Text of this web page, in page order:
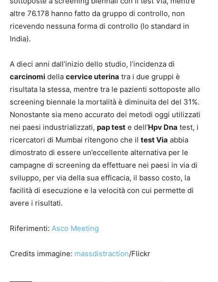
altre 76.178 hanno fatto da gruppo di controllo, non
ricevendo nessuna forma di controllo (lo standard in
India).
A dieci anni dall’inizio dello studio, l’incidenza di
carcinomi della cervice uterina tra i due gruppi è
risultata la stessa, mentre tra le pazienti sottoposte allo
screening biennale la mortalità è diminuita del del 31%.
Nonostante sia meno accurato dei metodi oggi utilizzati
nei paesi industrializzati, pap test e dell’Hpv Dna test, i
ricercatori di Mumbai ritengono che il test Via abbia
dimostrato di essere un’eccellente alternativa per le
campagne di screening da effettuare nei paesi in via di
sviluppo, per via della sua efficacia, il basso costo, la
facilità di esecuzione e la velocità con cui permette di
avere i risultati.
Riferimenti: Asco Meeting
Credits immagine: massdistraction/Flickr